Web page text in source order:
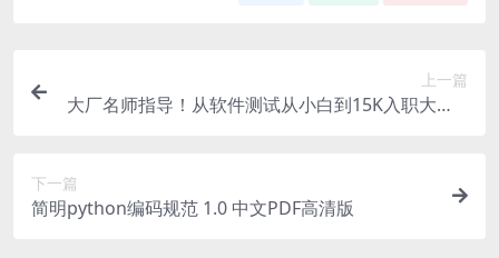
上一篇
大厂名师指导！从软件测试从小白到15K入职大厂 L
下一篇
简明python编码规范 1.0 中文PDF高清版